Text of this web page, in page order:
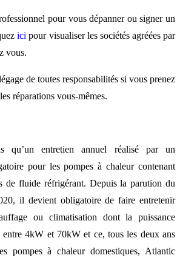
pour vous dépanner ou signer un
icipour visualiser les sociétés agréées par
vous.
de toutes responsabilités si vous prenez
réparations vous-mêmes.
qu’un entretien annuel réalisé par un
pour les pompes à chaleur contenant
de fluide réfrigérant. Depuis la parution du
il devient obligatoire de faire entretenir
ou climatisation dont la puissance
entre 4kW et 70kW et ce, tous les deux ans
pompes à chaleur domestiques, Atlantic